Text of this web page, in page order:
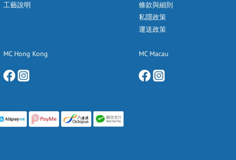
工藝說明
MC Hong Kong
條款與細則
私隱政策
運送政策
MC Macau